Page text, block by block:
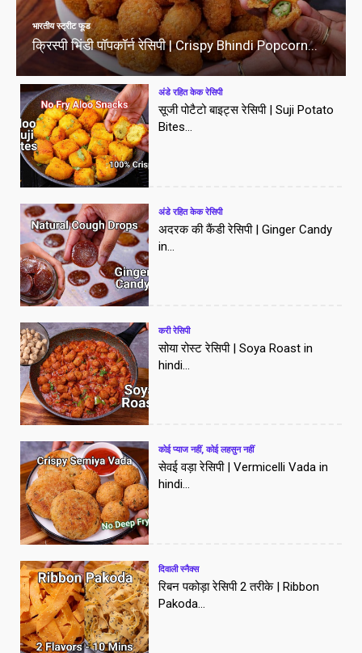
भारतीय स्ट्रीट फूड
क्रिस्पी भिंडी पॉपकॉर्न रेसिपी | Crispy Bhindi Popcorn...
अंडे रहित केक रेसिपी
सूजी पोटैटो बाइट्स रेसिपी | Suji Potato
Bites...
अंडे रहित केक रेसिपी
अदरक की कैंडी रेसिपी | Ginger Candy
in...
करी रेसिपी
सोया रोस्ट रेसिपी | Soya Roast in
hindi...
कोई प्याज नहीं, कोई लहसुन नहीं
सेवई वड़ा रेसिपी | Vermicelli Vada in
hindi...
दिवाली स्नैक्स
रिबन पकोड़ा रेसिपी 2 तरीके | Ribbon
Pakoda...